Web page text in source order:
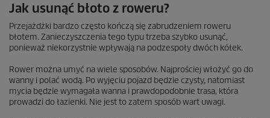
Jak usunąć błoto z roweru?
Przejażdżki bardzo często kończą się zabrudzeniem roweru
błotem. Zanieczyszczenia tego typu trzeba szybko usunąć,
ponieważ niekorzystnie wpływają na podzespoły dwóch kółek.
Rower można umyć na wiele sposobów. Najprościej włożyć go do
wanny i polać wodą. Po wyjęciu pojazd będzie czysty, natomiast
mycia będzie wymagała wanna i prawdopodobnie trasa, która
prowadzi do łazienki. Nie jest to zatem sposób wart uwagi.